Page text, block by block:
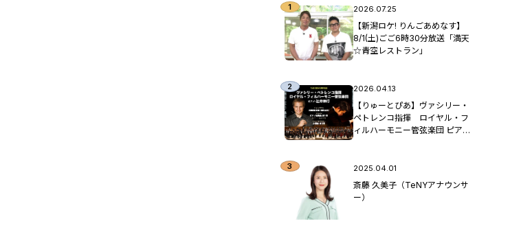
2026.07.25
【新潟ロケ! りんごあめなす】
8/1(土)ごご6時30分放送「満天
☆青空レストラン」
2026.04.13
【りゅーとぴあ】ヴァシリー・
ペトレンコ指揮 ロイヤル・フ
ィルハーモニー管弦楽団 ピア
2025.04.01
斎藤 久美子（TeNYアナウンサ
ー）